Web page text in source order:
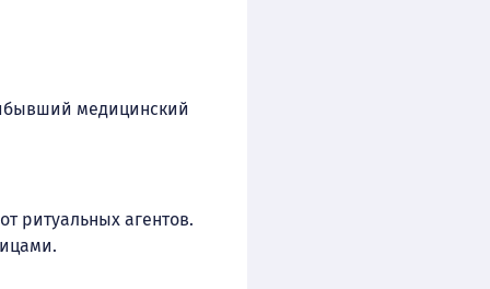
медицинский
ритуальных агентов.